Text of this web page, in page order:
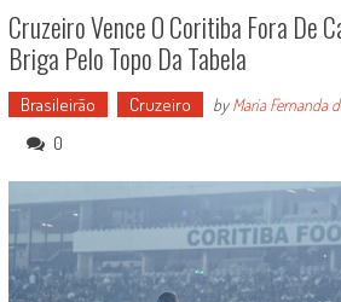
Cruzeiro Vence O Coritiba Fora De
Briga Pelo Topo Da Tabela
Brasileirão Cruzeiro byMaria Fernanda
0